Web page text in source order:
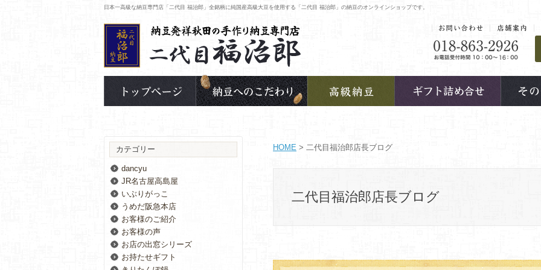
日本一高級な納豆専門店「二代目 福治郎」全銘柄に純国産高級大豆を使用する「二代目 福治郎」の納豆のオンラインショップです。
HOME > 二代目福治郎店長ブログ
二代目福治郎店長ブログ
カテゴリー
dancyu
JR名古屋高島屋
いぶりがっこ
うめだ阪急本店
お客様のご紹介
お客様の声
お店の出窓シリーズ
お持たせギフト